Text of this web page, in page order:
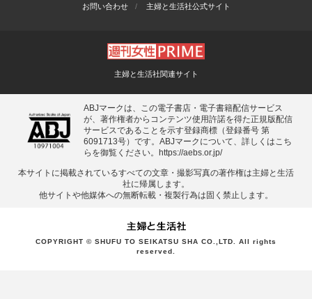
お問い合わせ
主婦と生活社公式サイト
主婦と生活社関連サイト
ABJマークは、この電子書店・電子書籍配信サービス
が、著作権者からコンテンツ使用許諾を得た正規版配信
サービスであることを示す登録商標（登録番号 第
6091713号）です。ABJマークについて、詳しくはこち
らを御覧ください。
https://aebs.or.jp/
本サイトに掲載されているすべての⽂章・撮影写真の著作権は主婦と⽣活
社に帰属します。
他サイトや他媒体への無断転載・複製⾏為は固く禁⽌します。
COPYRIGHT © SHUFU TO SEIKATSU SHA CO.,LTD. All rights
reserved.